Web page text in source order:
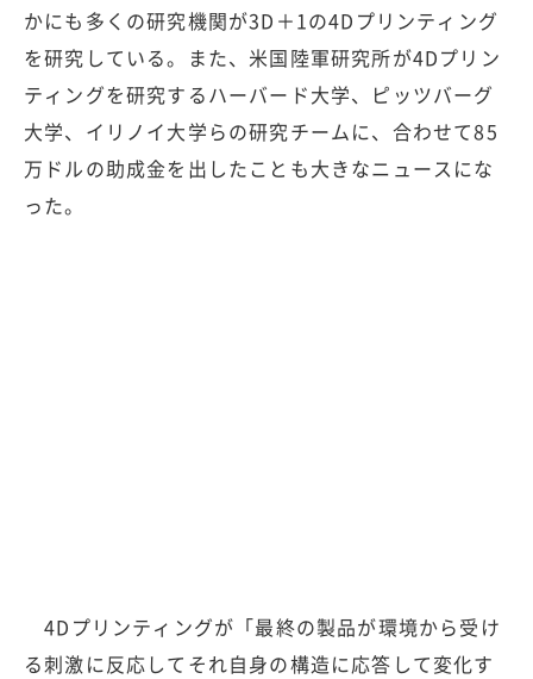
かにも多くの研究機関が3D＋1の4Dプリンティング
を研究している。また、米国陸軍研究所が4Dプリン
ティングを研究するハーバード大学、ピッツバーグ
大学、イリノイ大学らの研究チームに、合わせて85
万ドルの助成金を出したことも大きなニュースにな
った。
4Dプリンティングが「最終の製品が環境から受け
る刺激に反応してそれ自身の構造に応答して変化す